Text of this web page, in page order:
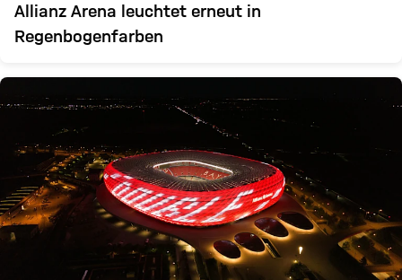
Allianz Arena leuchtet erneut in
Regenbogenfarben